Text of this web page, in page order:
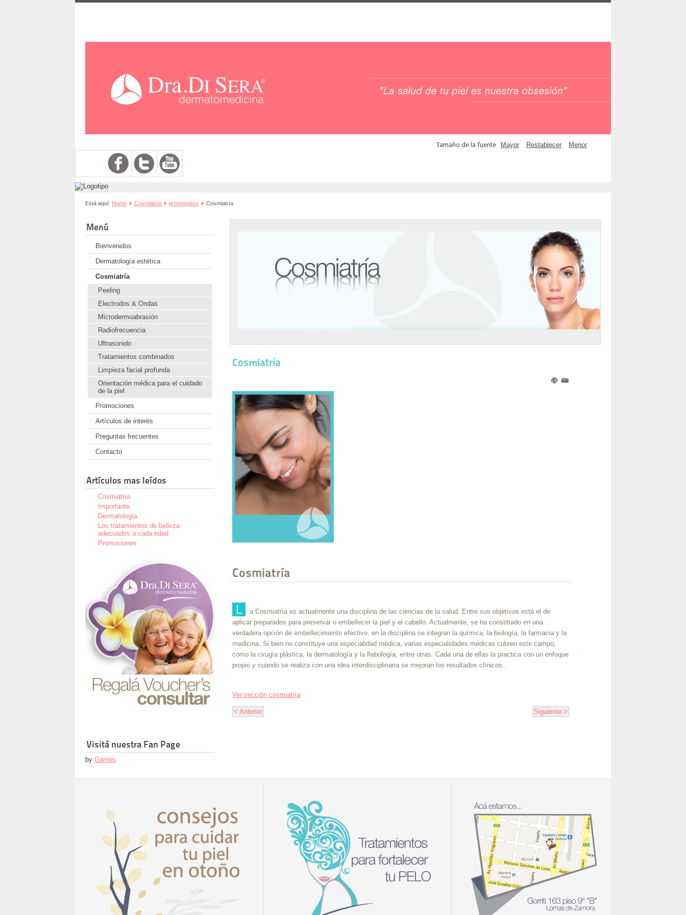
Tamaño de la fuente Mayor Restablecer Menor
Está aquí: Home Cosmiatría promogates Cosmiatría
Menú
Bienvenidos
Dermatología estética
Cosmiatría
Peeling
Electrodos & Ondas
Microdermoabrasión
Radiofrecuencia
Ultrasonido
Tratamientos combinados
Limpieza facial profunda
Orientación médica para el cuidado
de la piel
Promociones
Artículos de interés
Preguntas frecuentes
Contacto
Artículos mas leídos
Cosmiatría
Importante
Dermatología
Los tratamientos de belleza
adecuados a cada edad
Promociones
Visitá nuestra Fan Page
by Games
Cosmiatría
Cosmiatría
L
a Cosmiatría es actualmente una disciplina de las ciencias de la salud. Entre sus objetivos está el de
aplicar preparados para preservar o embellecer la piel y el cabello. Actualmente, se ha constituido en una
verdadera opción de embellecimiento efectivo, en la disciplina se integran la química, la biología, la farmacia y la
medicina. Si bien no constituye una especialidad médica, varias especialidades médicas cubren este campo,
como la cirugía plástica, la dermatología y la flebología, entre otras. Cada una de ellas la practica con un enfoque
propio y cuando se realiza con una idea interdisciplinaria se mejoran los resultados clínicos..
Ver sección cosmiatría
< Anterior Siguiente >